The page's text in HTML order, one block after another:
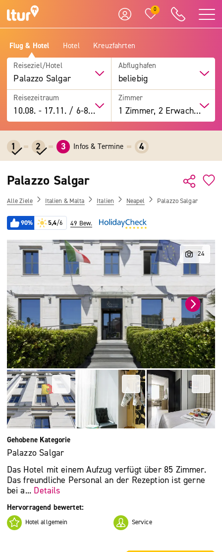
0
Flug & Hotel Hotel Kreuzfahrten
Reiseziel/Hotel
Palazzo Salgar
Abflughafen
beliebig
Reisezeitraum
10.08. -17.11. / 6-8 Tage
Zimmer
1 Zimmer, 2 Erwachsene
1 2 3 Infos & Termine 4
Palazzo Salgar
Alle Ziele Italien & Malta Italien Neapel Palazzo Salgar
90% 5,4/6 49 Bew.
Gehobene Kategorie
Palazzo Salgar
Das Hotel mit einem Aufzug verfügt über 85 Zimmer.
Das freundliche Personal an der Rezeption ist gerne
bei a... Details
Hervorragend bewertet:
Hotel allgemein Service